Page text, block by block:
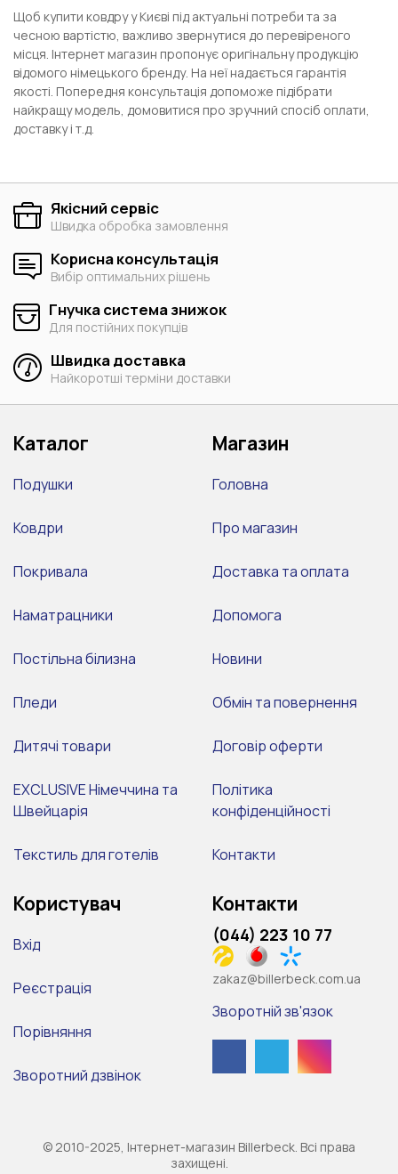
Щоб купити ковдру у Києві під актуальні потреби та за
чесною вартістю, важливо звернутися до перевіреного
місця. Інтернет магазин пропонує оригінальну продукцію
відомого німецького бренду. На неї надається гарантія
якості. Попередня консультація допоможе підібрати
найкращу модель, домовитися про зручний спосіб оплати,
доставку і т.д.
Якісний сервіс
Швидка обробка замовлення
Корисна консультація
Вибір оптимальних рішень
Гнучка система знижок
Для постійних покупців
Швидка доставка
Найкоротші терміни доставки
Каталог
Подушки
Ковдри
Покривала
Наматрацники
Постільна білизна
Пледи
Дитячі товари
EXCLUSIVE Німеччина та
Швейцарія
Текстиль для готелів
Магазин
Головна
Про магазин
Доставка та оплата
Допомога
Новини
Обмін та повернення
Договір оферти
Політика
конфіденційності
Контакти
Користувач
Вхід
Реєстрація
Порівняння
Зворотний дзвінок
Контакти
(044) 223 10 77
zakaz@billerbeck.com.ua
Зворотній зв'язок
© 2010-2025, Інтернет-магазин Billerbeck. Всі права
захищені.